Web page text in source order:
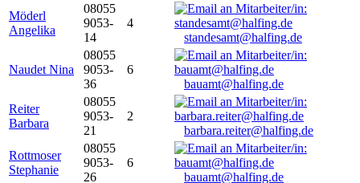
Möderl
Angelika
08055
9053-
14
4
standesamt@halfing.de
Naudet Nina
08055
9053-
36
6
bauamt@halfing.de
Reiter
Barbara
08055
9053-
21
2
barbara.reiter@halfing.de
Rottmoser
Stephanie
08055
9053-
26
6
bauamt@halfing.de